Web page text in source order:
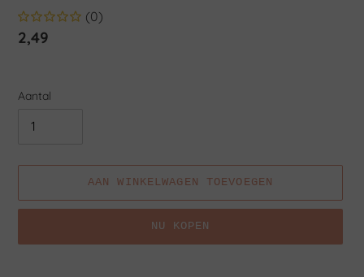
(0)
Normale
2,49
Aantal
AAN WINKELWAGEN TOEVOEGEN
NU KOPEN